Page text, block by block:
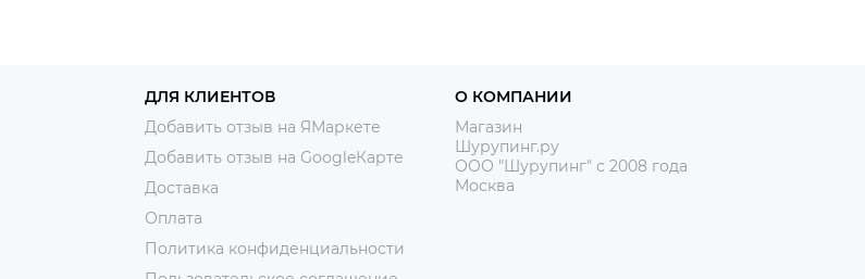
ДЛЯ КЛИЕНТОВ
Добавить отзыв на ЯМаркете
Добавить отзыв на GoogleКарте
Доставка
Оплата
Политика конфиденциальности
О КОМПАНИИ
Магазин
Шурупинг.ру
ООО "Шурупинг" с 2008 года
Москва